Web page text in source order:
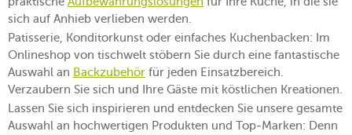
sich auf Anhieb verlieben werden.
Patisserie, Konditorkunst oder einfaches Kuchenbacken: Im
Onlineshop von tischwelt stöbern Sie durch eine fantastische
Auswahl an Backzubehör für jeden Einsatzbereich.
Verzaubern Sie sich und Ihre Gäste mit köstlichen Kreationen.
Lassen Sie sich inspirieren und entdecken Sie unsere gesamte
Auswahl an hochwertigen Produkten und Top-Marken: Denn